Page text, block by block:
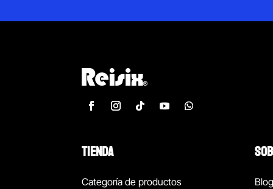
TIENDA
Categoría de productos
Blog